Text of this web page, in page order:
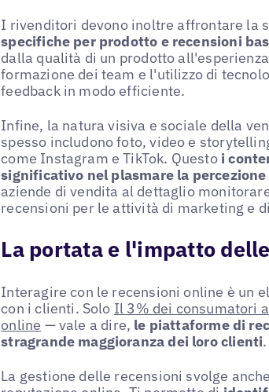
I rivenditori devono inoltre affrontare la
specifiche per prodotto e recensioni
dalla qualità di un prodotto
formazione dei team e l'utilizzo di
feedback in modo efficiente.
Infine, la natura visiva e sociale della
spesso includono foto, video e
come Instagram e TikTok. Questo i
significativo nel plasmare la
aziende di vendita al dettaglio
recensioni per le attività di marketing e
La portata e l'impatto
Interagire con le recensioni online è un
con i clienti. Solo Il 3% dei consumatori
online — vale a dire, le piattaforme di
stragrande maggioranza dei loro clienti.
La gestione delle recensioni svolge